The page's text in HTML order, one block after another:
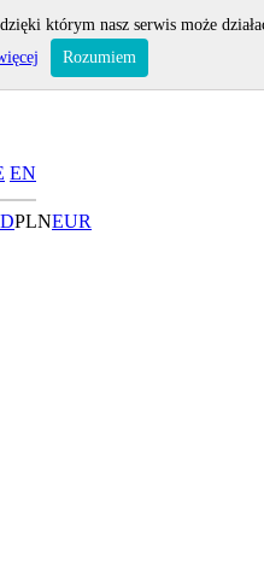
EN
PLNEUR
którym nasz serwis może
Rozumiem